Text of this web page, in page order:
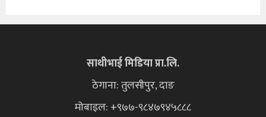
साथीभाई मिडिया प्रा.लि.
ठेगाना: तुलसीपुर, दाङ
मोबाइल: +९७७-९८४७९४५८८८